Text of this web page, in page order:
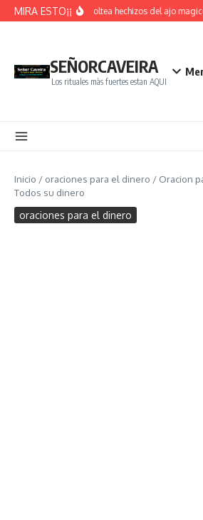
Saltar al contenido
MIRA ESTO¡¡Ritual voltea hechizos del ajo
SEÑORCAVEIRA
Los rituales màs fuertes estan AQUI
Inicio / oraciones para el dinero / Oracion
Todos su dinero
oraciones para el dinero